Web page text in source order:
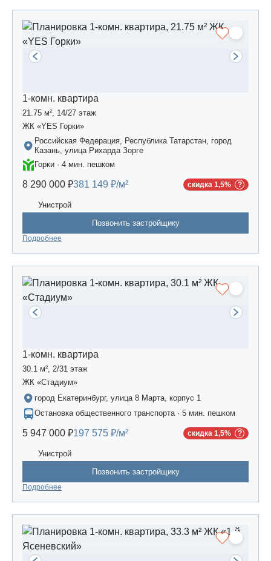
1-комн. квартира
21.75 м², 14/27 этаж
ЖК «YES Горки»
Российская Федерация, Республика Татарстан, город
Казань, улица Рихарда Зорге
Горки · 4 мин. пешком
8 290 000 ₽381 149 ₽/м² скидка 1,5%
Унистрой
Позвонить застройщику
Подробнее
1-комн. квартира
30.1 м², 2/31 этаж
ЖК «Стадиум»
город Екатеринбург, улица 8 Марта, корпус 1
Остановка общественного транспорта · 5 мин. пешком
5 947 000 ₽197 575 ₽/м² скидка 1,5%
Унистрой
Позвонить застройщику
Подробнее